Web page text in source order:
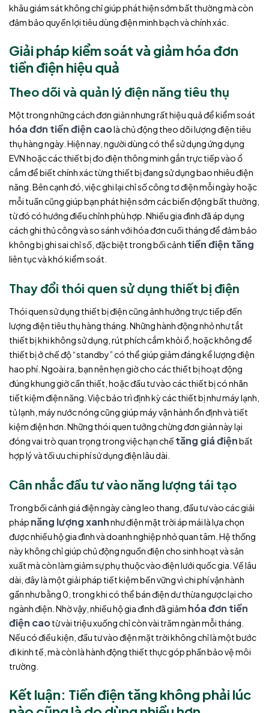
khâu giám sát không chỉ giúp phát hiện sớm bất thường mà còn
đảm bảo quyền lợi tiêu dùng điện minh bạch và chính xác.
Giải pháp kiểm soát và giảm hóa đơn
tiền điện hiệu quả
Theo dõi và quản lý điện năng tiêu thụ
Một trong những cách đơn giản nhưng rất hiệu quả để kiểm soát
hóa đơn tiền điện caolà chủ động theo dõi lượng điện tiêu
thụ hàng ngày. Hiện nay, người dùng có thể sử dụng ứng dụng
EVN hoặc các thiết bị đo điện thông minh gắn trực tiếp vào ổ
cắm để biết chính xác từng thiết bị đang sử dụng bao nhiêu điện
năng. Bên cạnh đó, việc ghi lại chỉ số công tơ điện mỗi ngày hoặc
mỗi tuần cũng giúp bạn phát hiện sớm các biến động bất thường,
từ đó có hướng điều chỉnh phù hợp. Nhiều gia đình đã áp dụng
cách ghi thủ công và so sánh với hóa đơn cuối tháng để đảm bảo
không bị ghi sai chỉ số, đặc biệt trong bối cảnh tiền điện tăng
liên tục và khó kiểm soát.
Thay đổi thói quen sử dụng thiết bị điện
Thói quen sử dụng thiết bị điện cũng ảnh hưởng trực tiếp đến
lượng điện tiêu thụ hàng tháng. Những hành động nhỏ như tắt
thiết bị khi không sử dụng, rút phích cắm khỏi ổ, hoặc không để
thiết bị ở chế độ “standby” có thể giúp giảm đáng kể lượng điện
hao phí. Ngoài ra, bạn nên hẹn giờ cho các thiết bị hoạt động
đúng khung giờ cần thiết, hoặc đầu tư vào các thiết bị có nhãn
tiết kiệm điện năng. Việc bảo trì định kỳ các thiết bị như máy lạnh,
tủ lạnh, máy nước nóng cũng giúp máy vận hành ổn định và tiết
kiệm điện hơn. Những thói quen tưởng chừng đơn giản này lại
đóng vai trò quan trọng trong việc hạn chếtăng giá điệnbất
hợp lý và tối ưu chi phí sử dụng điện lâu dài.
Cân nhắc đầu tư vào năng lượng tái tạo
Trong bối cảnh giá điện ngày càng leo thang, đầu tư vào các giải
pháp năng lượng xanhnhư điện mặt trời áp mái là lựa chọn
được nhiều hộ gia đình và doanh nghiệp nhỏ quan tâm. Hệ thống
này không chỉ giúp chủ động nguồn điện cho sinh hoạt và sản
xuất mà còn làm giảm sự phụ thuộc vào điện lưới quốc gia. Về lâu
dài, đây là một giải pháp tiết kiệm bền vững vì chi phí vận hành
gần như bằng 0, trong khi có thể bán điện dư thừa ngược lại cho
ngành điện. Nhờ vậy, nhiều hộ gia đình đã giảm hóa đơn tiền
điện caotừ vài triệu xuống chỉ còn vài trăm ngàn mỗi tháng.
Nếu có điều kiện, đầu tư vào điện mặt trời không chỉ là một bước
đi kinh tế, mà còn là hành động thiết thực góp phần bảo vệ môi
trường.
Kết luận: Tiền điện tăng không phải lúc